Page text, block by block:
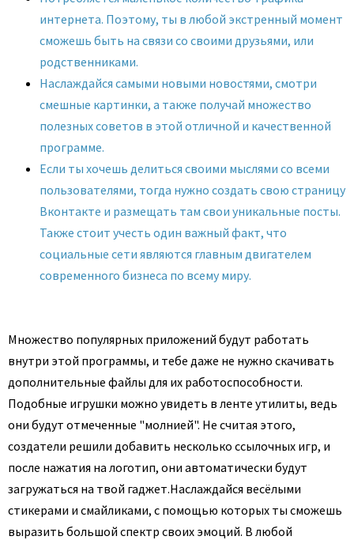
интернета. Поэтому, ты в любой экстренный момент
сможешь быть на связи со своими друзьями, или
родственниками.
Наслаждайся самыми новыми новостями, смотри
смешные картинки, а также получай множество
полезных советов в этой отличной и качественной
программе.
Если ты хочешь делиться своими мыслями со всеми
пользователями, тогда нужно создать свою страницу
Вконтакте и размещать там свои уникальные посты.
Также стоит учесть один важный факт, что
социальные сети являются главным двигателем
современного бизнеса по всему миру.
Множество популярных приложений будут работать
внутри этой программы, и тебе даже не нужно скачивать
дополнительные файлы для их работоспособности.
Подобные игрушки можно увидеть в ленте утилиты, ведь
они будут отмеченные "молнией". Не считая этого,
создатели решили добавить несколько ссылочных игр, и
после нажатия на логотип, они автоматически будут
загружаться на твой гаджет.Наслаждайся весёлыми
стикерами и смайликами, с помощью которых ты сможешь
выразить большой спектр своих эмоций. В любой